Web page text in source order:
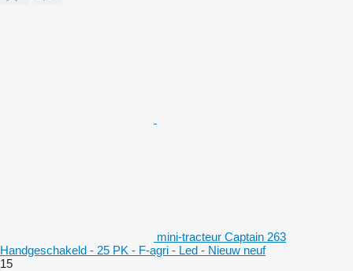
mini-tracteur Captain 263
Handgeschakeld - 25 PK - F-agri - Led - Nieuw neuf
15